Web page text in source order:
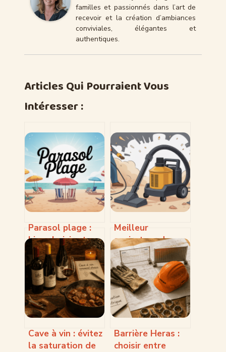
familles et passionnés dans l’art de
recevoir et la création d’ambiances
conviviales, élégantes et
authentiques.
Articles Qui Pourraient Vous
Intéresser :
Parasol plage :
bien choisir et
utiliser son
parasol à la mer
Meilleur
aspirateur de
chantier
professionnel : le
guide pour choisir
sans se tromper
Cave à vin : évitez
la saturation de
Barrière Heras :
choisir entre